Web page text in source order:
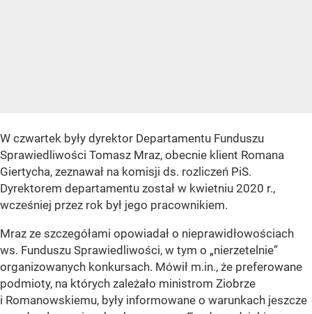
W czwartek były dyrektor Departamentu Funduszu
Sprawiedliwości Tomasz Mraz, obecnie klient Romana
Giertycha, zeznawał na komisji ds. rozliczeń PiS.
Dyrektorem departamentu został w kwietniu 2020 r.,
wcześniej przez rok był jego pracownikiem.
Mraz ze szczegółami opowiadał o nieprawidłowościach
ws. Funduszu Sprawiedliwości, w tym o „nierzetelnie”
organizowanych konkursach. Mówił m.in., że preferowane
podmioty, na których zależało ministrom Ziobrze
i Romanowskiemu, były informowane o warunkach jeszcze